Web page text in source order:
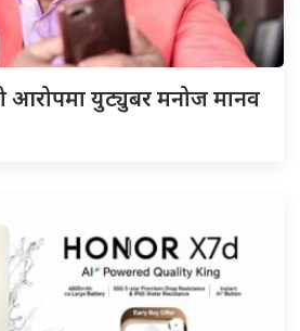
आरोपमा युट्युबर मनोज मानव